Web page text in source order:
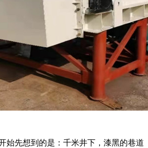
始先想到的是：千米井下，漆黑的巷道